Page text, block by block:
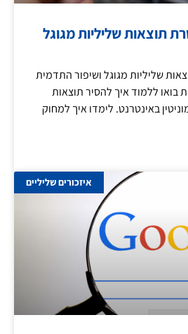
תוצאות שליליות מגוגל
שליליות מגוגל ושיפור התדמית
בואו ללמוד איך להסיר תוצאות
באינטרנט. לימדו איך למחוק
איזכורים שליליים